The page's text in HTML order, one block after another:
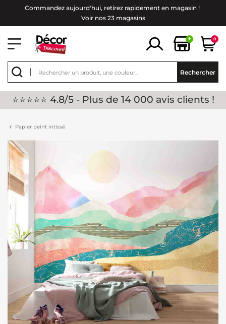
Commandez aujourd'hui, retirez rapidement en magasin !
Voir nos 23 magasins
+ 0
Rechercher
⭐⭐⭐⭐⭐ 4.8/5 - Plus de 14 000 avis clients !
Papier peint intissé